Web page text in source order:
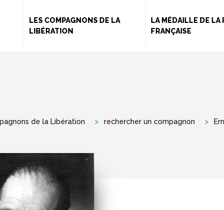
au
LES COMPAGNONS DE LA
LIBÉRATION
LA MÉDAILLE DE LA
FRANÇAISE
de la Libération rechercher un compagnon